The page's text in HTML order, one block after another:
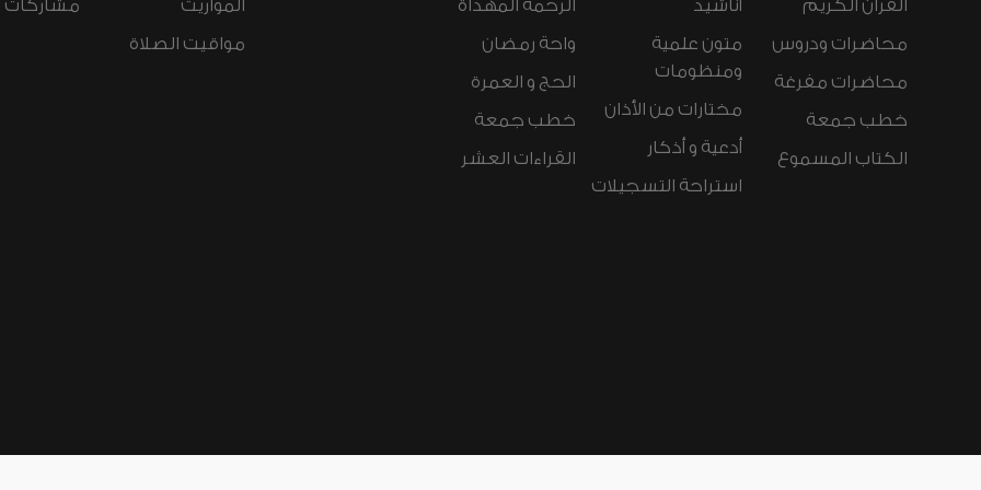
القرآن الكريم
محاضرات ودروس
محاضرات مفرغة
خطب جمعة
الكتاب المسموع
أناشيد
متون علمية
ومنظومات
مختارات من الأذان
أدعية و أذكار
استراحة التسجيلات
الرحمة المهداة
واحة رمضان
الحج و العمرة
خطب جمعة
القراءات العشر
المواريث
مواقيت الصلاة
مشاركات